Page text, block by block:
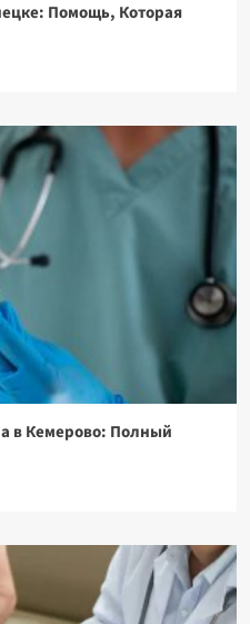
Помощь, Которая
в Кемерово: Полный